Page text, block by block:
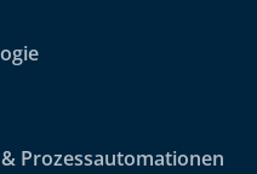
Prozessautomationen